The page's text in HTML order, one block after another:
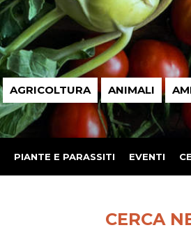
AGRICOLTURA ANIMALI
PIANTE E PARASSITI EVENTI
CERCA